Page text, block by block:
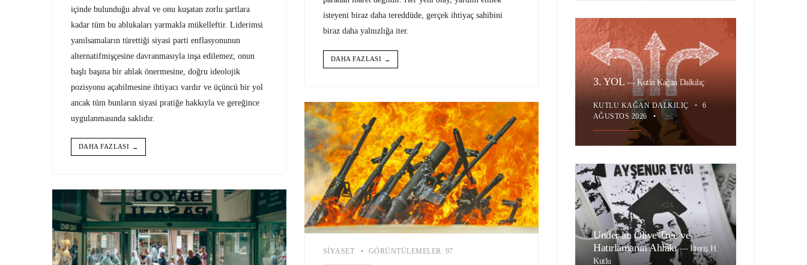
içinde bulunduğu ahval ve onu kuşatan zorlu şartlara
kadar tüm bu ablukaları yarmakla mükelleftir. Liderimsi
yanılsamaların türettiği siyasi parti enflasyonunun
alternatifmişçesine davranmasıyla inşa edilemez; onun
başlı başına bir ahlak önermesine, doğru ideolojik
pozisyonu açabilmesine ihtiyacı vardır ve üçüncü bir yol
ancak tüm bunların siyasi pratiğe hakkıyla ve gereğince
uygulanmasında saklıdır.
DAHA FAZLASI →
isteyeni biraz daha tereddüde, gerçek ihtiyaç sahibini
biraz daha yalnızlığa iter.
DAHA FAZLASI →
SIYASET • GÖRÜNTÜLEMELER: 97
3. YOL—Kutlu Kağan Dalkılıç
KUTLU KAĞAN DALKILIÇ •
6
AĞUSTOS 2026
•
Under an Olive Tree ve
Hatırlamanın Ahlâkı—İlteriş H.
Kutlu